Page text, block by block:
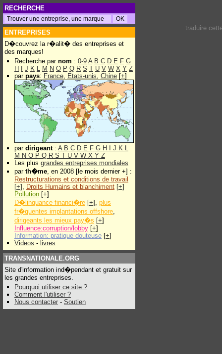
RECHERCHE
ENTREPRISES
D�couvrez la r�alit� des entreprises et
des marques!
Recherche par nom : 0-9 A B C D E F G
H
J K L M N O P Q R S T U V W X Y Z
par pays: France, Etats-unis, Chine [+]
par dirigeant: A B C D E F G H J K L
M N O P Q R S T U V W X Y Z
Les plus grandes entreprises mondiales
par th�me, en 2008 [le mois dernier +] :
Restructurations et conditions de travail
[+], Droits Humains et blanchiment [+]
Pollution [+]
D�linquance financi�re [+], plus
fr�quentes implantations offshore,
dirigeants les mieux pay�s [+]
Influence:corruption/lobby [+]
Information: pratique douteuse [+]
Videos - livres
TRANSNATIONALE.ORG
Site d'information ind�pendant et gratuit sur
les grandes entreprises.
Pourquoi utiliser ce site ?
Comment l'utiliser ?
Nous contacter - Soutien
traduire